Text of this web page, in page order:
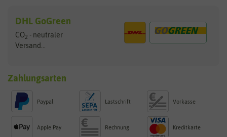
DHL GoGreen
CO2 - neutraler
Versand...
Zahlungsarten
Paypal Lastschrift Vorkasse
Apple Pay Rechnung Kreditkarte